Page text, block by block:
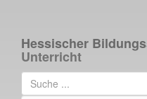
Hessischer
Unterricht